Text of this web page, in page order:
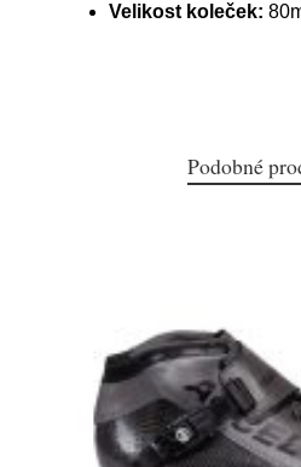
Velikost koleček:
Podobné